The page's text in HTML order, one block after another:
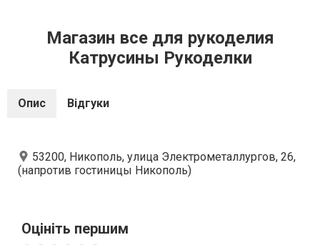
Магазин все для рукоделия
Катрусины Рукоделки
Опис Відгуки
53200, Никополь, улица Электрометаллургов, 26,
(напротив гостиницы Никополь)
Оцініть першим